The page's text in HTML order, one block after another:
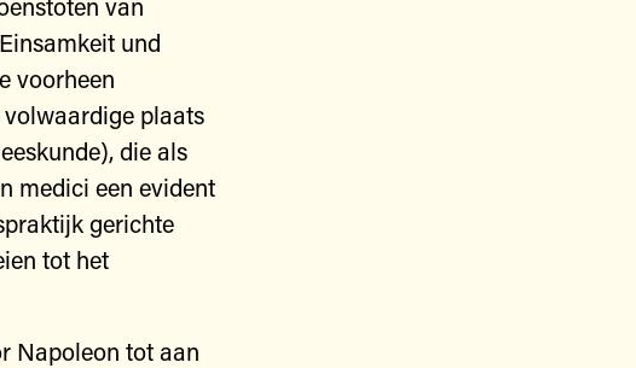
und
voorheen
plaats
die als
medici een evident
gerichte
tot het
Napoleon tot aan